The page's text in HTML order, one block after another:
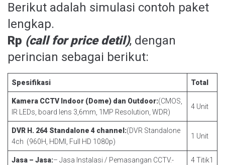
Berikut adalah simulasi contoh paket
lengkap.
Rp (call for price detil), dengan
perincian sebagai berikut:
Spesifikasi Total
Kamera CCTV Indoor (Dome) dan Outdoor:(CMOS,
IR LEDs, board lens 3,6mm, 1MP Resolution, WDR)
4 Unit
DVR H. 264 Standalone 4 channel:(DVR Standalone
4ch (960H, HDMI, Full HD 1080p)
1 Unit
Jasa – Jasa:– Jasa Instalasi / Pemasangan CCTV.-
4 Titik1